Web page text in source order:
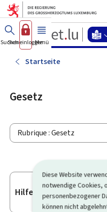
Diese Website
notwendige Cookies,
personenbezogener
können nicht
ZumZum
Suchen
Sich einloggen
Menü Haupt-
Startseite
Gesetz
Rubrique : Gesetz
Unterrubriken
Hilfe für Menschen mit